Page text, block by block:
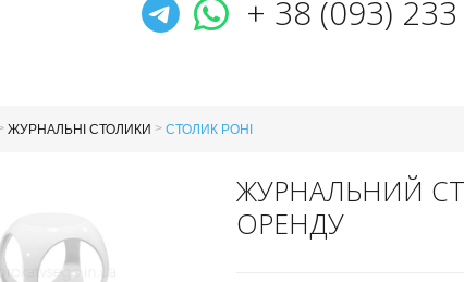
+ 38 (093)
ЖУРНАЛЬНІ СТОЛИКИ > СТОЛИК РОНІ
ЖУРНАЛЬНИЙ
ОРЕНДУ